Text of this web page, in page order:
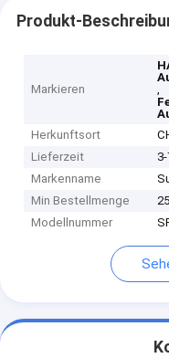
Produkt-
Markieren
,
Herkunftsort
Lieferzeit
Markenname
Min Bestellmenge
Modellnummer